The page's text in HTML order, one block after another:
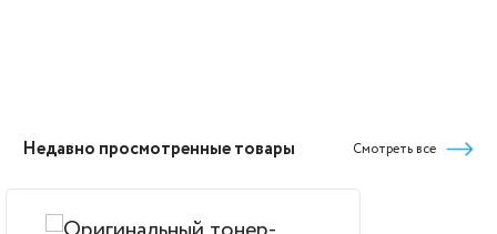
Недавно просмотренные товары Смотреть все